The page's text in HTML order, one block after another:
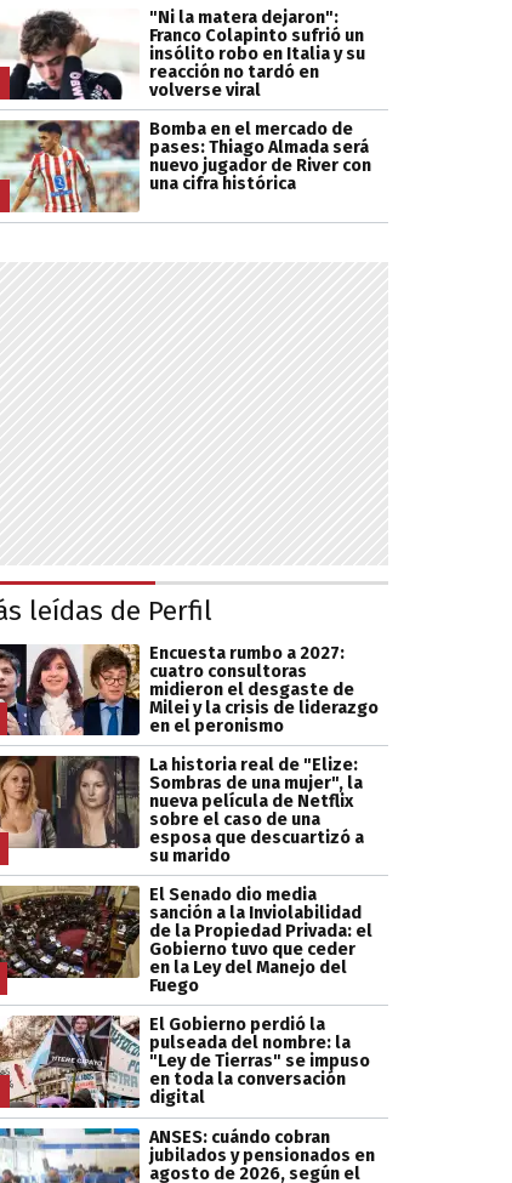
"Ni la matera dejaron":
Franco Colapinto sufrió un
insólito robo en Italia y su
reacción no tardó en
volverse viral
Bomba en el mercado de
pases: Thiago Almada será
nuevo jugador de River con
una cifra histórica
leídas de Perfil
Encuesta rumbo a 2027:
cuatro consultoras
midieron el desgaste de
Milei y la crisis de liderazgo
en el peronismo
La historia real de "Elize:
Sombras de una mujer", la
nueva película de Netflix
sobre el caso de una
esposa que descuartizó a
su marido
El Senado dio media
sanción a la Inviolabilidad
de la Propiedad Privada: el
Gobierno tuvo que ceder
en la Ley del Manejo del
Fuego
El Gobierno perdió la
pulseada del nombre: la
"Ley de Tierras" se impuso
en toda la conversación
digital
ANSES: cuándo cobran
jubilados y pensionados en
agosto de 2026, según el